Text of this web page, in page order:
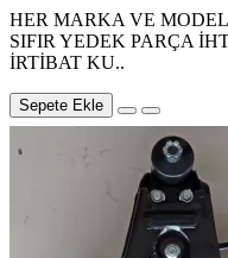
HER MARKA VE
SIFIR YEDEK PARÇA
İRTİBAT KU..
Sepete Ekle